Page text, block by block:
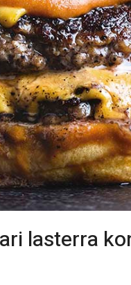
lasterra